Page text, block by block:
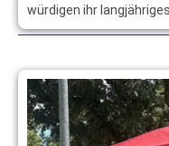
würdigen ihr